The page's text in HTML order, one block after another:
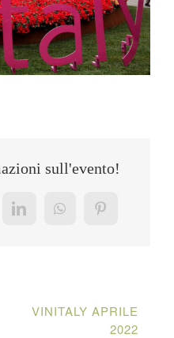
sull'evento!
LinkedInWhatsAppPinterest
VINITALY APRILE
2022